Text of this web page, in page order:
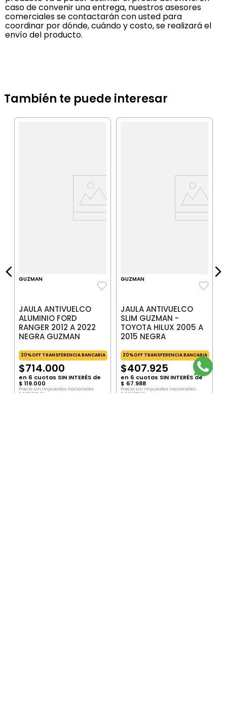
caso de convenir una entrega, nuestros asesores
comerciales se contactarán con usted para
coordinar por dónde, cuándo y costo, se realizará el
envío del producto.
También te puede interesar
GUZMAN
JAULA ANTIVUELCO
ALUMINIO FORD
RANGER 2012 A 2022
NEGRA GUZMAN
20%OFF TRANSFERENCIA BANCARIA
$714.000
en 6 cuotas SIN INTERÉS de
$ 119.000
Precio sin impuestos nacionales:
$ 590082 64
GUZMAN
JAULA ANTIVUELCO
SLIM GUZMAN -
TOYOTA HILUX 2005 A
2015 NEGRA
20%OFF TRANSFERENCIA BANCARIA
$407.925
en 6 cuotas SIN INTERÉS de
$ 67.988
Precio sin impuestos nacionales:
$ 337 12810